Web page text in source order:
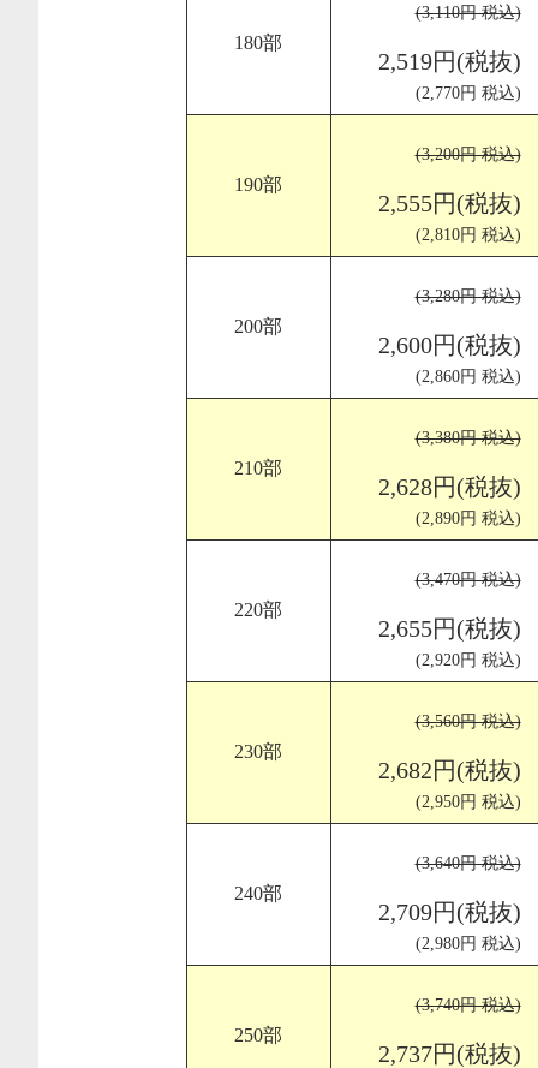
180部
(3,110円 税込)
2,519円(税抜)
(2,770円 税込)
190部
(3,200円 税込)
2,555円(税抜)
(2,810円 税込)
200部
(3,280円 税込)
2,600円(税抜)
(2,860円 税込)
210部
(3,380円 税込)
2,628円(税抜)
(2,890円 税込)
220部
(3,470円 税込)
2,655円(税抜)
(2,920円 税込)
230部
(3,560円 税込)
2,682円(税抜)
(2,950円 税込)
240部
(3,640円 税込)
2,709円(税抜)
(2,980円 税込)
250部
(3,740円 税込)
2,737円(税抜)